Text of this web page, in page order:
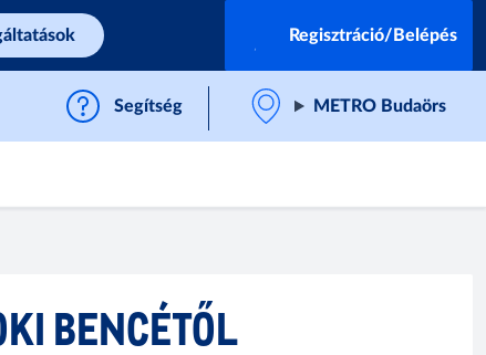
Regisztráció/Belépés
Segítség METRO Budaörs
BENCÉTŐL